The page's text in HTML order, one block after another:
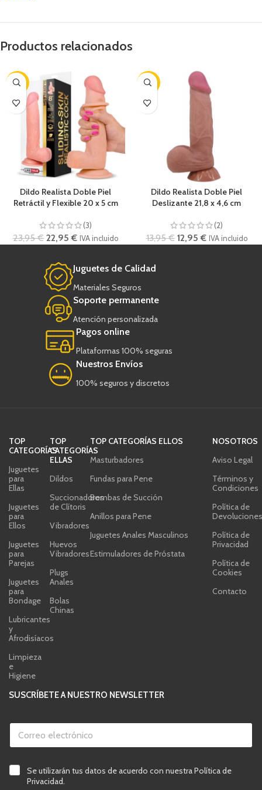
Productos relacionados
-4%
Dildo Realista Doble Piel
Retráctil y Flexible 20 x 5 cm
(3)
23,95€ 22,95€ IVA incluido
-7%
Dildo Realista Doble Piel
Deslizante 21,8 x 4,6 cm
(2)
13,95€ 12,95€ IVA incluido
Juguetes de Calidad
Materiales Seguros
Soporte permanente
Atención personalizada
Pagos online
Plataformas 100% seguras
Nuestros Envíos
100% seguros y discretos
TOP
CATEGORÍAS
Juguetes
para
Ellas
Juguetes
para
Ellos
Juguetes
para
Parejas
Juguetes
para
Bondage
Lubricantes
y
Afrodisíacos
Limpieza
e
Higiene
TOP
CATEGORÍAS
ELLAS
Dildos
Succionadores
de Clítoris
Vibradores
Huevos
Vibradores
Plugs
Anales
Bolas
Chinas
TOP CATEGORÍAS ELLOS
Masturbadores
Fundas para Pene
Bombas de Succión
Anillos para Pene
Juguetes Anales Masculinos
Estimuladores de Próstata
NOSOTROS
Aviso Legal
Términos y
Condiciones
Política de
Política de
Privacidad
Política de
Cookies
Contacto
SUSCRÍBETE A NUESTRO NEWSLETTER
r
o
v
i
i
c
C
r
e
o
C
Se utilizarán tus datos de acuerdo con nuestra Política de
Privacidad.